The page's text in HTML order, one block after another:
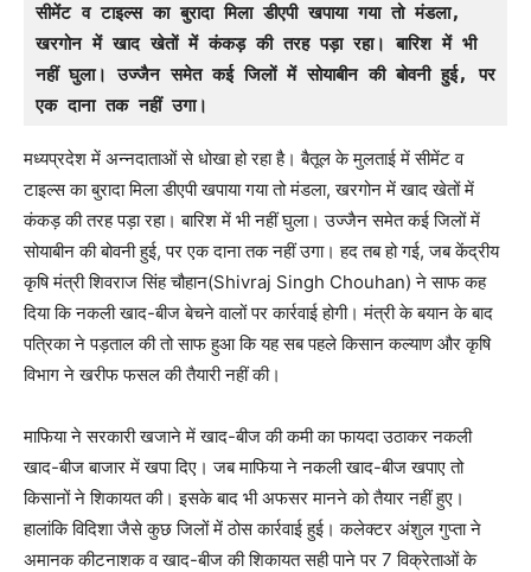
सीमेंट व टाइल्स का बुरादा मिला डीएपी खपाया गया तो मंडला,
खरगोन में खाद खेतों में कंकड़ की तरह पड़ा रहा। बारिश में भी
नहीं घुला। उज्जैन समेत कई जिलों में सोयाबीन की बोवनी हुई, पर
एक दाना तक नहीं उगा।
मध्यप्रदेश में अन्नदाताओं से धोखा हो रहा है। बैतूल के मुलताई में सीमेंट व
टाइल्स का बुरादा मिला डीएपी खपाया गया तो मंडला, खरगोन में खाद खेतों में
कंकड़ की तरह पड़ा रहा। बारिश में भी नहीं घुला। उज्जैन समेत कई जिलों में
सोयाबीन की बोवनी हुई, पर एक दाना तक नहीं उगा। हद तब हो गई, जब केंद्रीय
कृषि मंत्री शिवराज सिंह चौहान(Shivraj Singh Chouhan) ने साफ कह
दिया कि नकली खाद-बीज बेचने वालों पर कार्रवाई होगी। मंत्री के बयान के बाद
पत्रिका ने पड़ताल की तो साफ हुआ कि यह सब पहले किसान कल्याण और कृषि
विभाग ने खरीफ फसल की तैयारी नहीं की।
माफिया ने सरकारी खजाने में खाद-बीज की कमी का फायदा उठाकर नकली
खाद-बीज बाजार में खपा दिए। जब माफिया ने नकली खाद-बीज खपाए तो
किसानों ने शिकायत की। इसके बाद भी अफसर मानने को तैयार नहीं हुए।
हालांकि विदिशा जैसे कुछ जिलों में ठोस कार्रवाई हुई। कलेक्टर अंशुल गुप्ता ने
अमानक कीटनाशक व खाद-बीज की शिकायत सही पाने पर 7 विक्रेताओं के